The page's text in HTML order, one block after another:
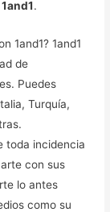
.
1and1? 1and1
de
Puedes
Turquía,
toda incidencia
con sus
lo antes
como su